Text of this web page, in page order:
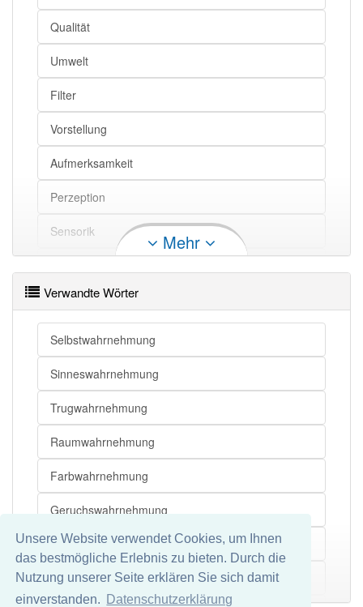
Unsere Website verwendet Cookies, um Ihnen
das bestmögliche Erlebnis zu bieten. Durch die
Nutzung unserer Seite erklären Sie sich damit
einverstanden.
Datenschutzerklärung
Qualität
Umwelt
Filter
Vorstellung
Aufmerksamkeit
Perzeption
Sensorik
Steuerung
Ergebnis
Konstrukt
Mehr
Verwandte Wörter
Selbstwahrnehmung
Sinneswahrnehmung
Trugwahrnehmung
Raumwahrnehmung
Farbwahrnehmung
Geruchswahrnehmung
Geschmackswahrnehmung
Nichtwahrnehmung Mehr